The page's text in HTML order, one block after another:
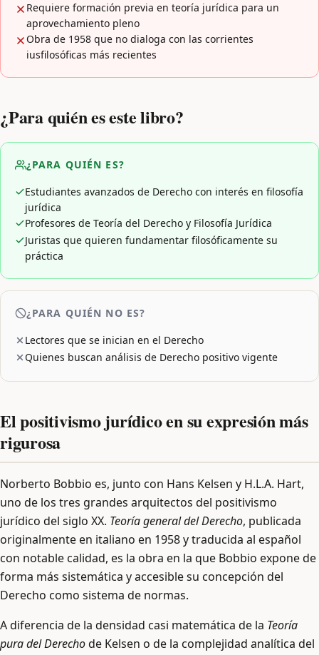
Requiere formación previa en teoría jurídica para un
aprovechamiento pleno
Obra de 1958 que no dialoga con las corrientes
iusfilosóficas más recientes
¿Para quién es este libro?
¿PARA QUIÉN ES?
Estudiantes avanzados de Derecho con interés en filosofía
jurídica
Profesores de Teoría del Derecho y Filosofía Jurídica
Juristas que quieren fundamentar filosóficamente su
práctica
¿PARA QUIÉN NO ES?
Lectores que se inician en el Derecho
Quienes buscan análisis de Derecho positivo vigente
El positivismo jurídico en su expresión más
rigurosa
Norberto Bobbio es, junto con Hans Kelsen y H.L.A. Hart,
uno de los tres grandes arquitectos del positivismo
jurídico del siglo XX. Teoría general del Derecho, publicada
originalmente en italiano en 1958 y traducida al español
con notable calidad, es la obra en la que Bobbio expone de
forma más sistemática y accesible su concepción del
Derecho como sistema de normas.
A diferencia de la densidad casi matemática de la Teoría
pura del Derechode Kelsen o de la complejidad analítica del